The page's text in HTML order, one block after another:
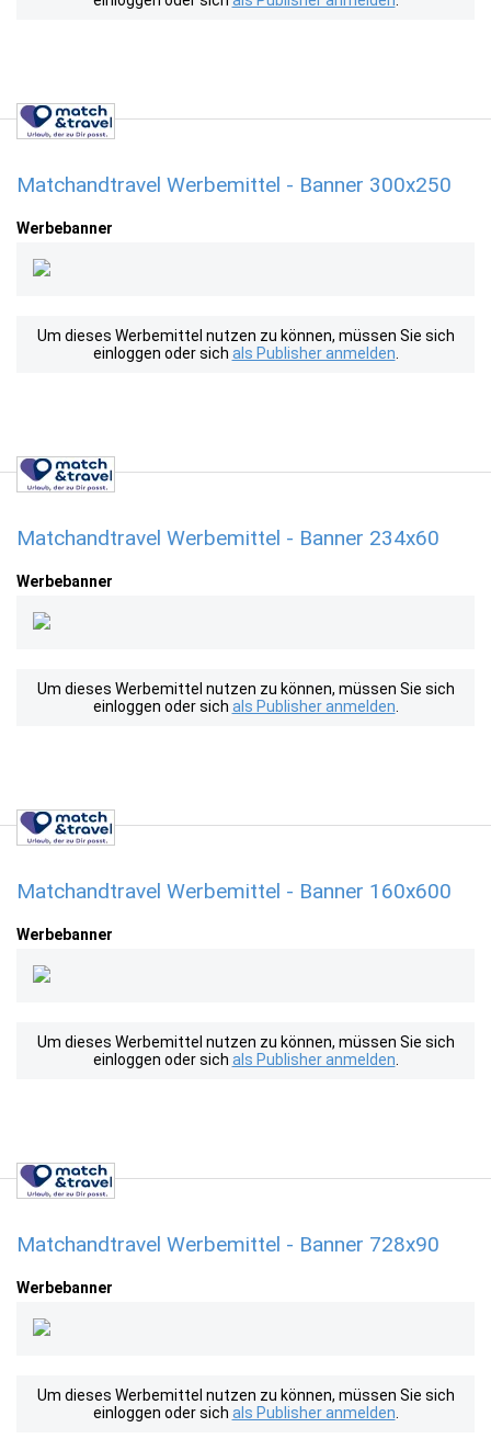
Matchandtravel Werbemittel - Banner 300x250
Werbebanner
Um dieses Werbemittel nutzen zu können, müssen Sie sich
einloggen oder sich als Publisher anmelden
Matchandtravel Werbemittel - Banner 234x60
Werbebanner
Um dieses Werbemittel nutzen zu können, müssen Sie sich
einloggen oder sich als Publisher anmelden
Matchandtravel Werbemittel - Banner 160x600
Werbebanner
Um dieses Werbemittel nutzen zu können, müssen Sie sich
einloggen oder sich als Publisher anmelden
Matchandtravel Werbemittel - Banner 728x90
Werbebanner
Um dieses Werbemittel nutzen zu können, müssen Sie sich
einloggen oder sich als Publisher anmelden